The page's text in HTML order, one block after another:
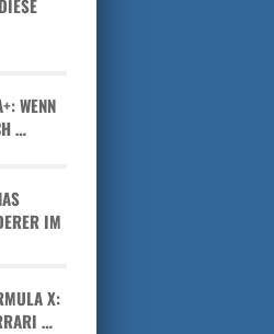
WENN
…
IM
X:
…